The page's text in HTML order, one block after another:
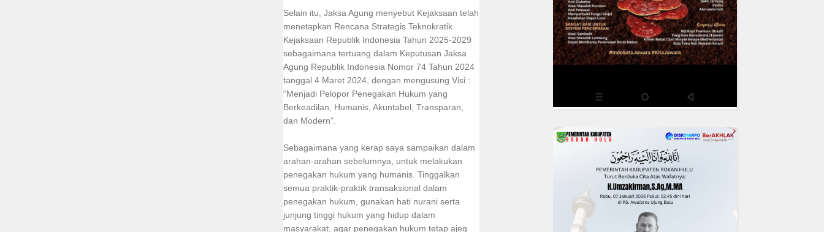
Selain itu, Jaksa Agung menyebut Kejaksaan telah
menetapkan Rencana Strategis Teknokratik
Kejaksaan Republik Indonesia Tahun 2025-2029
sebagaimana tertuang dalam Keputusan Jaksa
Agung Republik Indonesia Nomor 74 Tahun 2024
tanggal 4 Maret 2024, dengan mengusung Visi :
“Menjadi Pelopor Penegakan Hukum yang
Berkeadilan, Humanis, Akuntabel, Transparan,
dan Modern”.
Sebagaimana yang kerap saya sampaikan dalam
arahan-arahan sebelumnya, untuk melakukan
penegakan hukum yang humanis. Tinggalkan
semua praktik-praktik transaksional dalam
penegakan hukum, gunakan hati nurani serta
junjung tinggi hukum yang hidup dalam
masyarakat, agar penegakan hukum tetap ajeg